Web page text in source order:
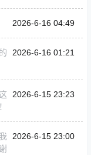
2026-6-16 04:49
2026-6-16 01:21
2026-6-15 23:23
2026-6-15 23:00